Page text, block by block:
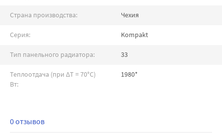
Страна производства: Чехия
Серия: Kompakt
Тип панельного радиатора: 33
Теплоотдача (при ∆T = 70°C)
Вт:
1980*
0 отзывов